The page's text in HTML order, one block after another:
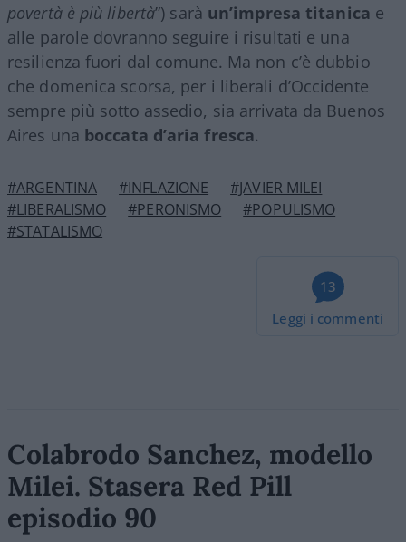
povertà è più libertà”) sarà un’impresa titanica e
alle parole dovranno seguire i risultati e una
resilienza fuori dal comune. Ma non c’è dubbio
che domenica scorsa, per i liberali d’Occidente
sempre più sotto assedio, sia arrivata da Buenos
Aires una boccata d’aria fresca.
#ARGENTINA #INFLAZIONE
#JAVIER MILEI
#LIBERALISMO
#PERONISMO
#POPULISMO
#STATALISMO
13
Leggi i commenti
Colabrodo Sanchez, modello
Milei. Stasera Red Pill
episodio 90